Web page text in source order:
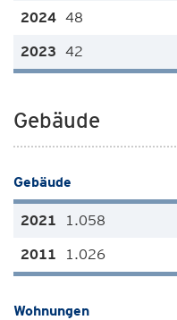
48
42
Gebäude
Gebäude
1.058
1.026
Wohnungen